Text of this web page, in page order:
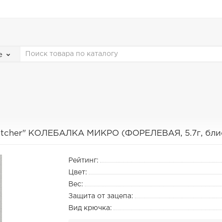
КОЛЕБАЛКА МИКРО (ФОРЕЛЕВАЯ, 5.7г,
Рейтинг:
Цвет:
Вес:
Защита от зацепа:
Вид крючка: